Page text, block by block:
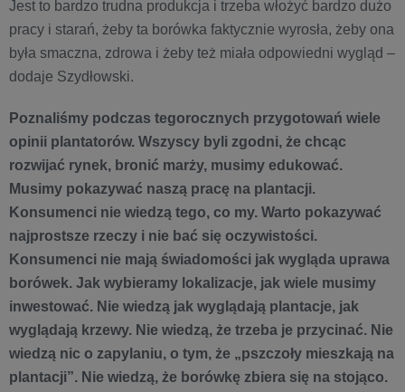
Jest to bardzo trudna produkcja i trzeba włożyć bardzo dużo
pracy i starań, żeby ta borówka faktycznie wyrosła, żeby ona
była smaczna, zdrowa i żeby też miała odpowiedni wygląd –
dodaje Szydłowski.
Poznaliśmy podczas tegorocznych przygotowań wiele
opinii plantatorów. Wszyscy byli zgodni, że chcąc
rozwijać rynek, bronić marży, musimy edukować.
Musimy pokazywać naszą pracę na plantacji.
Konsumenci nie wiedzą tego, co my. Warto pokazywać
najprostsze rzeczy i nie bać się oczywistości.
Konsumenci nie mają świadomości jak wygląda uprawa
borówek. Jak wybieramy lokalizacje, jak wiele musimy
inwestować. Nie wiedzą jak wyglądają plantacje, jak
wyglądają krzewy. Nie wiedzą, że trzeba je przycinać. Nie
wiedzą nic o zapylaniu, o tym, że „pszczoły mieszkają na
plantacji”. Nie wiedzą, że borówkę zbiera się na stojąco.